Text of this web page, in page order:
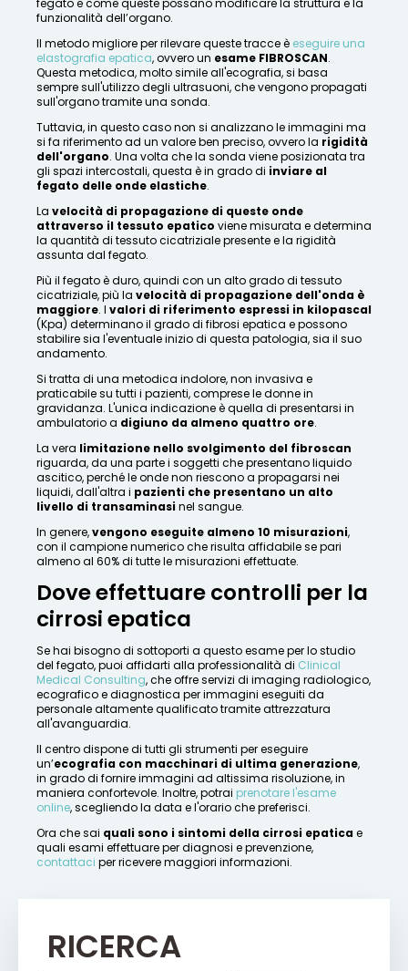
fegato e come queste possano modificare la struttura e la
funzionalità dell’organo.
Il metodo migliore per rilevare queste tracce è eseguire una
elastografia epatica, ovvero un esame FIBROSCAN.
Questa metodica, molto simile all'ecografia, si basa
sempre sull'utilizzo degli ultrasuoni, che vengono propagati
sull'organo tramite una sonda.
Tuttavia, in questo caso non si analizzano le immagini ma
si fa riferimento ad un valore ben preciso, ovvero la rigidità
dell'organo. Una volta che la sonda viene posizionata tra
gli spazi intercostali, questa è in grado di inviare al
fegato delle onde elastiche.
La velocità di propagazione di queste onde
attraverso il tessuto epatico viene misurata e determina
la quantità di tessuto cicatriziale presente e la rigidità
assunta dal fegato.
Più il fegato è duro, quindi con un alto grado di tessuto
cicatriziale, più la velocità di propagazione dell'onda è
maggiore. I valori di riferimento espressi in kilopascal
(Kpa) determinano il grado di fibrosi epatica e possono
stabilire sia l'eventuale inizio di questa patologia, sia il suo
andamento.
Si tratta di una metodica indolore, non invasiva e
praticabile su tutti i pazienti, comprese le donne in
gravidanza. L'unica indicazione è quella di presentarsi in
ambulatorio a digiuno da almeno quattro ore.
La vera limitazione nello svolgimento del fibroscan
riguarda, da una parte i soggetti che presentano liquido
ascitico, perché le onde non riescono a propagarsi nei
liquidi, dall'altra i pazienti che presentano un alto
livello di transaminasinel sangue.
In genere,vengono eseguite almeno 10 misurazioni,
con il campione numerico che risulta affidabile se pari
almeno al 60% di tutte le misurazioni effettuate.
Dove effettuare controlli per la
cirrosi epatica
Se hai bisogno di sottoporti a questo esame per lo studio
del fegato, puoi affidarti alla professionalità di Clinical
Medical Consulting, che offre servizi di imaging radiologico,
ecografico e diagnostica per immagini eseguiti da
personale altamente qualificato tramite attrezzatura
all'avanguardia.
Il centro dispone di tutti gli strumenti per eseguire
un’ecografia con macchinari di ultima generazione,
in grado di fornire immagini ad altissima risoluzione, in
maniera confortevole. Inoltre, potrai prenotare l'esame
online, scegliendo la data e l'orario che preferisci.
Ora che sai quali sono i sintomi della cirrosi epaticae
quali esami effettuare per diagnosi e prevenzione,
contattaci per ricevere maggiori informazioni.
RICERCA